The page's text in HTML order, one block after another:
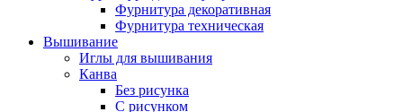
Фурнитура декоративная
Фурнитура техническая
Вышивание
Иглы для вышивания
Канва
Без рисунка
С рисунком